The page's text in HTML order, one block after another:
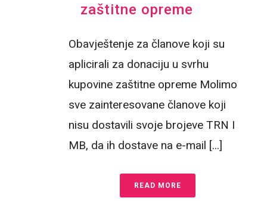
zaštitne opreme
Obavještenje za članove koji su
aplicirali za donaciju u svrhu
kupovine zaštitne opreme Molimo
sve zainteresovane članove koji
nisu dostavili svoje brojeve TRN I
MB, da ih dostave na e-mail [...]
READ MORE